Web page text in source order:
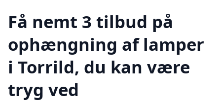
Få nemt 3 tilbud på
ophængning af lamper
i Torrild, du kan være
tryg ved